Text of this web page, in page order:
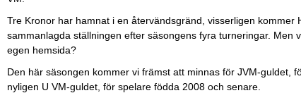
Tre Kronor har hamnat i en återvändsgränd, visserligen
sammanlagda ställningen efter säsongens fyra turneringar.
egen hemsida?
Den här säsongen kommer vi främst att minnas för JVM-guldet,
nyligen U VM-guldet, för spelare födda 2008 och senare.